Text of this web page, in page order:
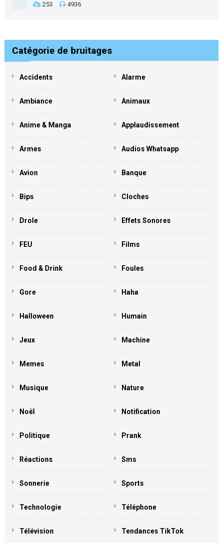
253 4936
Catégorie de bruitages
Accidents Alarme
Ambiance Animaux
Anime & Manga Applaudissement
Armes Audios Whatsapp
Avion Banque
Bips Cloches
Drole Effets Sonores
FEU Films
Food & Drink Foules
Gore Haha
Halloween Humain
Jeux Machine
Memes Metal
Musique Nature
Noël Notification
Politique Prank
Réactions Sms
Sonnerie Sports
Technologie Téléphone
Télévision Tendances TikTok